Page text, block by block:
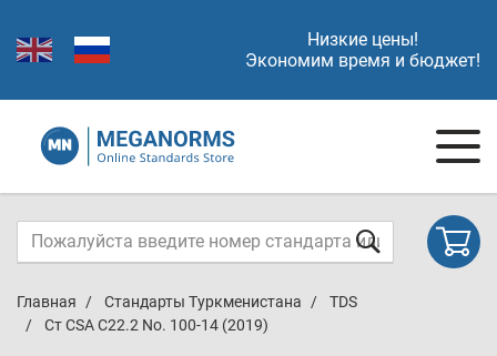
Низкие цены!
Экономим время и бюджет!
Главная Стандарты Туркменистана
TDS
Ст CSA C22.2 No. 100-14 (2019)